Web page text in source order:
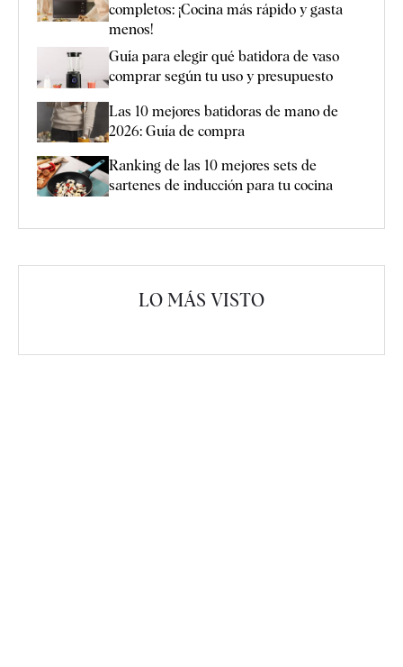
completos: ¡Cocina más rápido y gasta
menos!
Guía para elegir qué batidora de vaso
comprar según tu uso y presupuesto
Las 10 mejores batidoras de mano de
2026: Guía de compra
Ranking de las 10 mejores sets de
sartenes de inducción para tu cocina
LO MÁS VISTO